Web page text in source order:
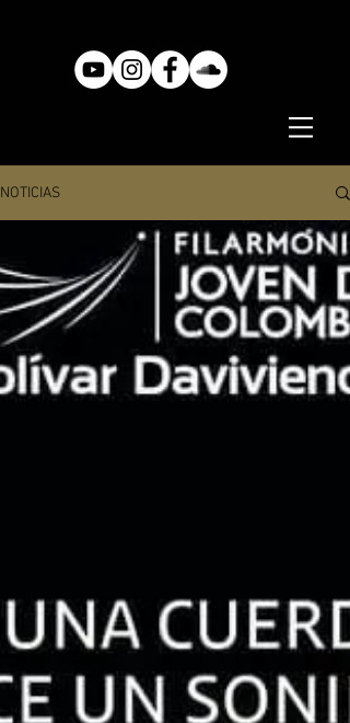
NOTICIAS